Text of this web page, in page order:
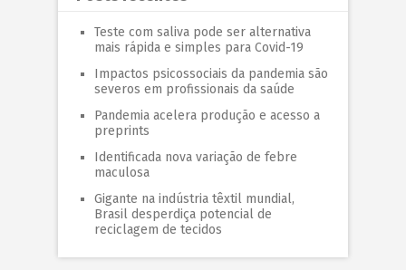
Teste com saliva pode ser alternativa
mais rápida e simples para Covid-19
Impactos psicossociais da pandemia são
severos em profissionais da saúde
Pandemia acelera produção e acesso a
preprints
Identificada nova variação de febre
maculosa
Gigante na indústria têxtil mundial,
Brasil desperdiça potencial de
reciclagem de tecidos